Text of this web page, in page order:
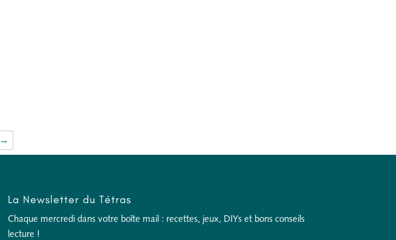
→
La Newsletter du Tétras
Chaque mercredi dans votre boîte mail : recettes, jeux, DIYs et bons conseils
lecture !